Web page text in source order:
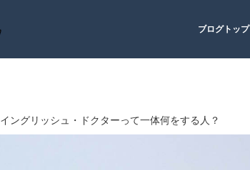
ブログトップ
イングリッシュ・ドクターって一体何をする人？